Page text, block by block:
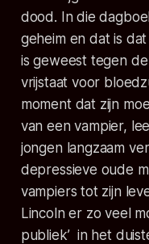
dood. In die
geheim en dat is
is geweest tegen
vrijstaat voor
moment dat zijn
van een vampier,
jongen langzaam
depressieve oude
vampiers tot zijn
Lincoln er zo veel
publiek’ in het